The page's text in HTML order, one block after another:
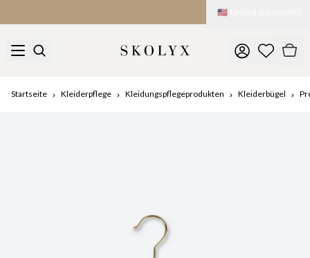
🇺🇸
Startseite Kleiderpflege Kleidungspflegeprodukten Kleiderbügel